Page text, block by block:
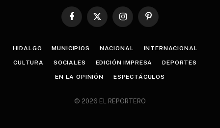
Facebook
X
InstagramPinterest
HIDALGO MUNICIPIOS NACIONAL INTERNACIONAL
CULTURA SOCIALES EDICIÓN IMPRESA DEPORTES
EN LA OPINIÓN ESPECTÁCULOS
© 2026 EL REPORTERO